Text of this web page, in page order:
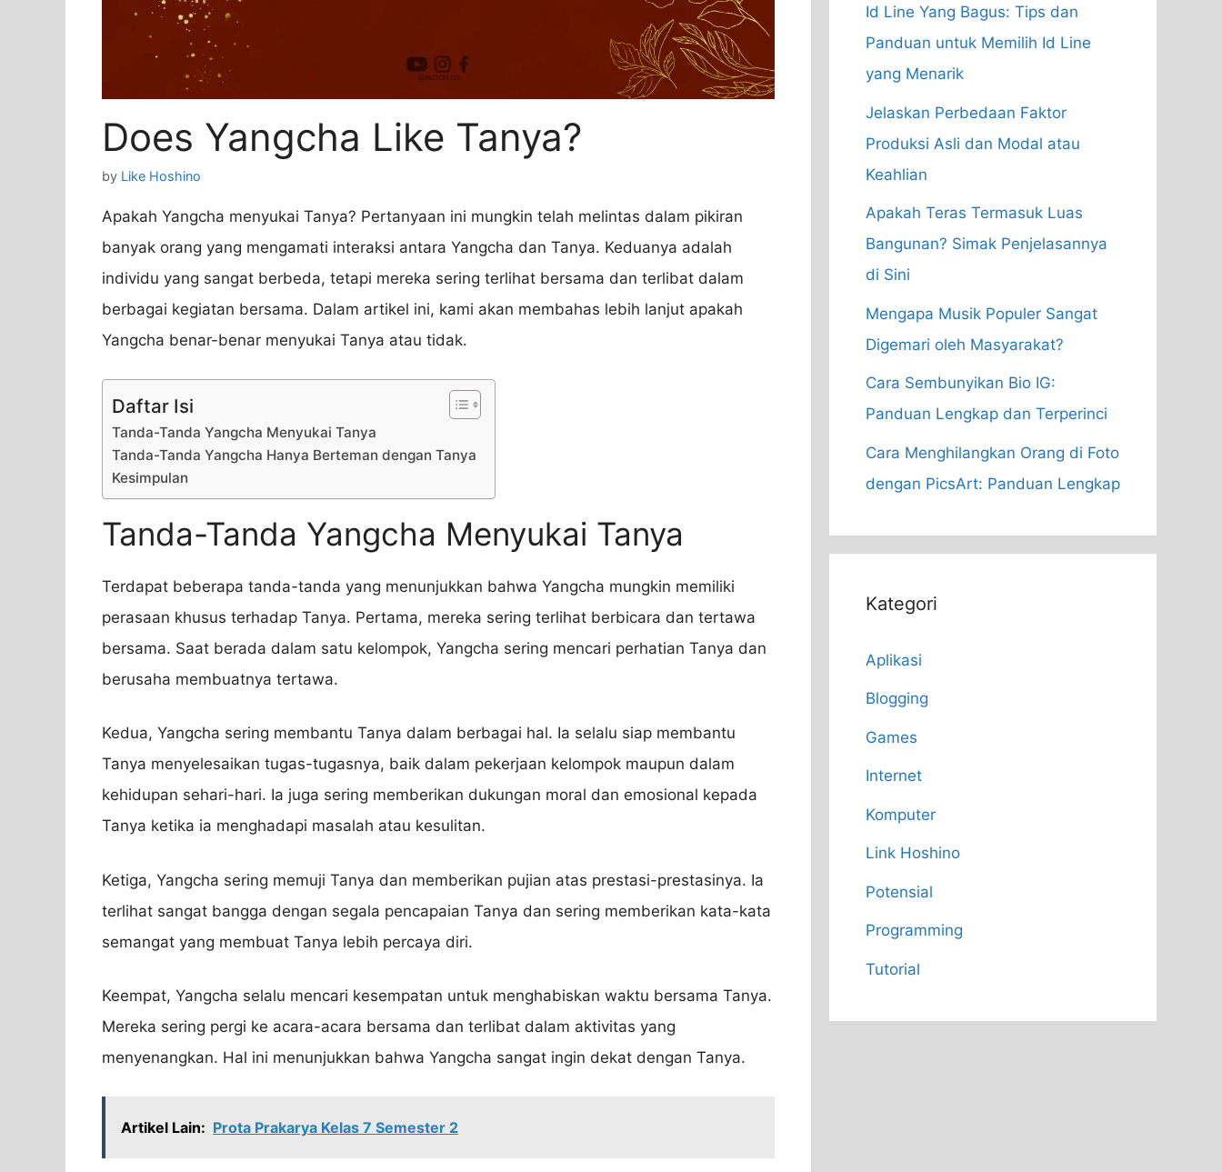
Does Yangcha Like Tanya?
by Like Hoshino
Apakah Yangcha menyukai Tanya? Pertanyaan ini mungkin telah melintas dalam pikiran
banyak orang yang mengamati interaksi antara Yangcha dan Tanya. Keduanya adalah
individu yang sangat berbeda, tetapi mereka sering terlihat bersama dan terlibat dalam
berbagai kegiatan bersama. Dalam artikel ini, kami akan membahas lebih lanjut apakah
Yangcha benar-benar menyukai Tanya atau tidak.
Daftar Isi
Tanda-Tanda Yangcha Menyukai Tanya
Tanda-Tanda Yangcha Hanya Berteman dengan Tanya
Kesimpulan
Tanda-Tanda Yangcha Menyukai Tanya
Terdapat beberapa tanda-tanda yang menunjukkan bahwa Yangcha mungkin memiliki
perasaan khusus terhadap Tanya. Pertama, mereka sering terlihat berbicara dan tertawa
bersama. Saat berada dalam satu kelompok, Yangcha sering mencari perhatian Tanya dan
berusaha membuatnya tertawa.
Kedua, Yangcha sering membantu Tanya dalam berbagai hal. Ia selalu siap membantu
Tanya menyelesaikan tugas-tugasnya, baik dalam pekerjaan kelompok maupun dalam
kehidupan sehari-hari. Ia juga sering memberikan dukungan moral dan emosional kepada
Tanya ketika ia menghadapi masalah atau kesulitan.
Ketiga, Yangcha sering memuji Tanya dan memberikan pujian atas prestasi-prestasinya. Ia
terlihat sangat bangga dengan segala pencapaian Tanya dan sering memberikan kata-kata
semangat yang membuat Tanya lebih percaya diri.
Keempat, Yangcha selalu mencari kesempatan untuk menghabiskan waktu bersama Tanya.
Mereka sering pergi ke acara-acara bersama dan terlibat dalam aktivitas yang
menyenangkan. Hal ini menunjukkan bahwa Yangcha sangat ingin dekat dengan Tanya.
Artikel Lain: Prota Prakarya Kelas 7 Semester 2
Id Line Yang Bagus: Tips dan
Panduan untuk Memilih Id Line
yang Menarik
Jelaskan Perbedaan Faktor
Produksi Asli dan Modal atau
Keahlian
Apakah Teras Termasuk Luas
Bangunan? Simak Penjelasannya
di Sini
Mengapa Musik Populer Sangat
Digemari oleh Masyarakat?
Cara Sembunyikan Bio IG:
Panduan Lengkap dan Terperinci
Cara Menghilangkan Orang di Foto
dengan PicsArt: Panduan Lengkap
Kategori
Aplikasi
Blogging
Games
Internet
Komputer
Link Hoshino
Potensial
Programming
Tutorial